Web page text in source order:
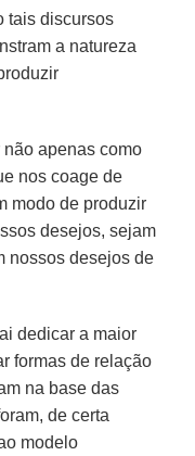
tais discursos
a natureza
não apenas como
nos coage de
modo de produzir
desejos, sejam
nossos desejos de
dedicar a maior
formas de relação
na base das
de certa
modelo